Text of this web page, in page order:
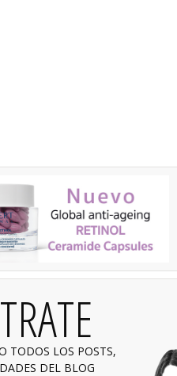
TODOS LOS POSTS,
DEL BLOG